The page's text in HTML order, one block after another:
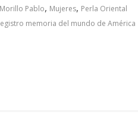
Morillo Pablo, Mujeres, Perla Oriental
memoria del mundo de América